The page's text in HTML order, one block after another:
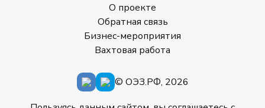
О проекте
Обратная связь
Бизнес-мероприятия
Вахтовая работа
© ОЭЗ.РФ, 2026